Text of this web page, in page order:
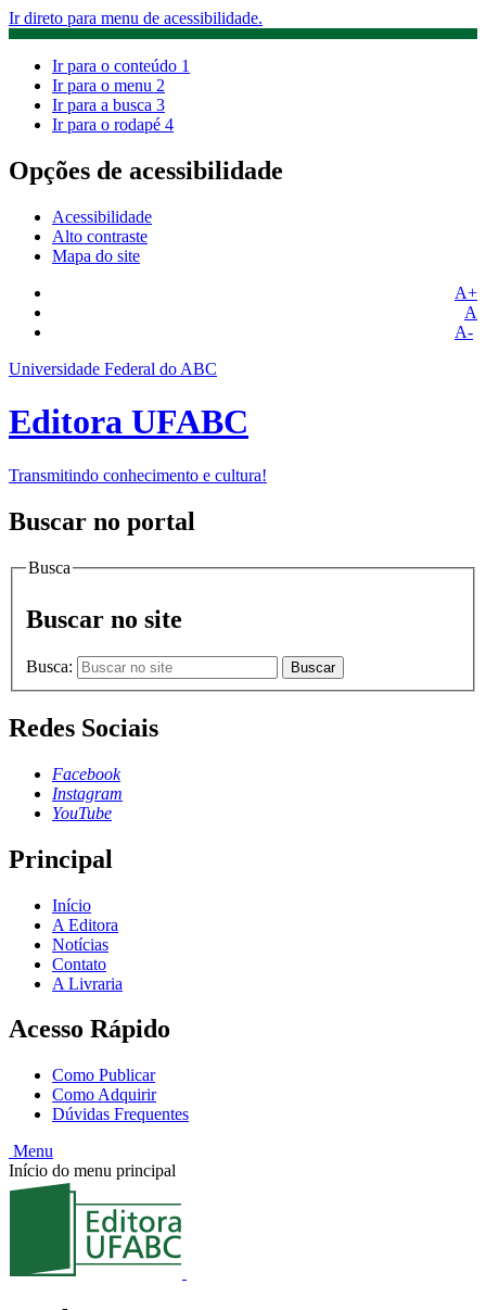
Ir direto para menu de acessibilidade.
Ir para o conteúdo 1
Ir para o menu 2
Ir para a busca 3
Ir para o rodapé 4
Opções de acessibilidade
Acessibilidade
Alto contraste
Mapa do site
A+
A
A-
Universidade Federal do ABC
Editora UFABC
Transmitindo conhecimento e cultura!
Buscar no portal
Busca
Buscar no site
Busca: Buscar
Redes Sociais
Facebook
Instagram
YouTube
Principal
Início
A Editora
Notícias
Contato
A Livraria
Acesso Rápido
Como Publicar
Como Adquirir
Dúvidas Frequentes
Menu
Início do menu principal